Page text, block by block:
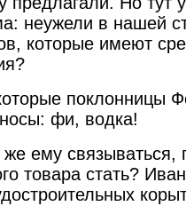
неужели в нашей
которые имеют
поклонницы
фи, водка!
ему связываться,
товара стать?